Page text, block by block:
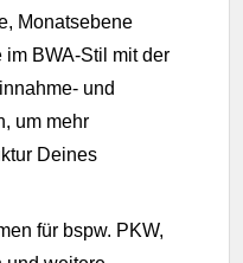
Monatsebene
im BWA-Stil mit der
und
um mehr
Deines
für bspw. PKW,